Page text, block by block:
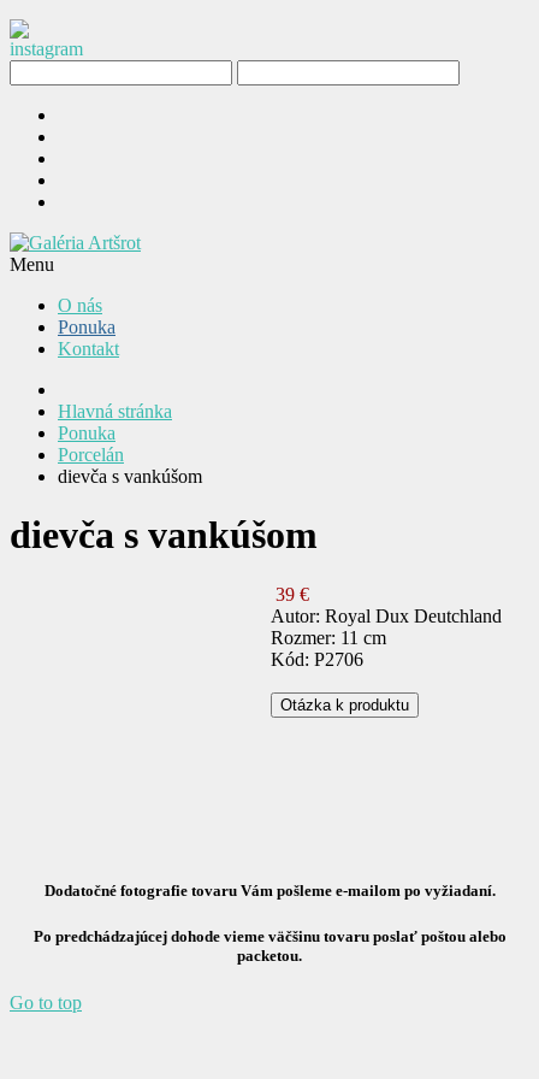
Menu
O nás
Ponuka
Kontakt
Hlavná stránka
Ponuka
Porcelán
dievča s vankúšom
dievča s vankúšom
39 €
Autor: Royal Dux Deutchland
Rozmer: 11 cm
Kód: P2706
Otázka k produktu
Dodatočné fotografie tovaru Vám pošleme e-mailom po vyžiadaní.
Po predchádzajúcej dohode vieme väčšinu tovaru poslať poštou alebo
packetou.
Go to top